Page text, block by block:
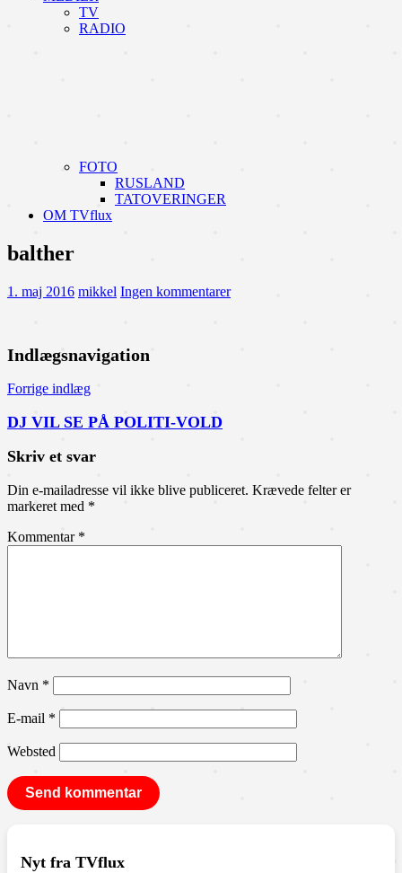
TV
RADIO
FOTO
RUSLAND
TATOVERINGER
OM TVflux
balther
1. maj 2016 mikkel Ingen kommentarer
Indlægsnavigation
Forrige indlæg
DJ VIL SE PÅ POLITI-VOLD
Skriv et svar
Din e-mailadresse vil ikke blive publiceret. Krævede felter er
markeret med *
Kommentar *
Navn *
E-mail *
Websted
Nyt fra TVflux